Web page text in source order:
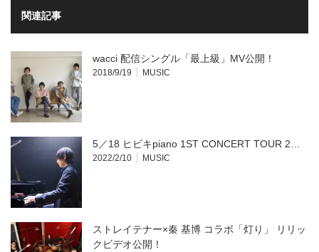
い
ウ
ィ
き
ま
す)
く
い
(新
し
い
ウ
ィ
ン
ド
ウ
開
き
ま
す)
関連記事
wacci 配信シングル「最上級」MV公開！
2018/9/19 MUSIC
5／18 ヒビキpiano 1ST CONCERT TOUR 2…
2022/2/10 MUSIC
ストレイテナー×秦 基博 コラボ「灯り」 リリッ
クビデオ公開！